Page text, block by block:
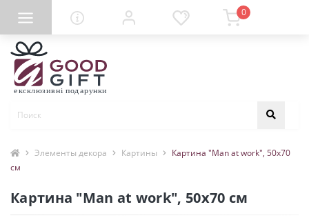
0
Элементы декора Картины
Картина "Man at work", 50х70
см
Картина "Man at work", 50х70 см